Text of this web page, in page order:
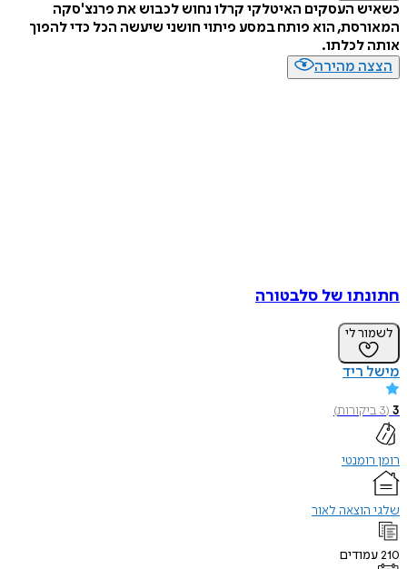
כשאיש העסקים האיטלקי קרלו נחוש לכבוש את פרנצ'סקה
המאורסת, הוא פותח במסע פיתוי חושני שיעשה הכל כדי להפוך
אותה לכלתו.
הצצה מהירה
חתונתו של סלבטורה
לשמור לי
מישל ריד
3
(
3ביקורות)
רומן רומנטי
שלגי הוצאה לאור
210עמודים